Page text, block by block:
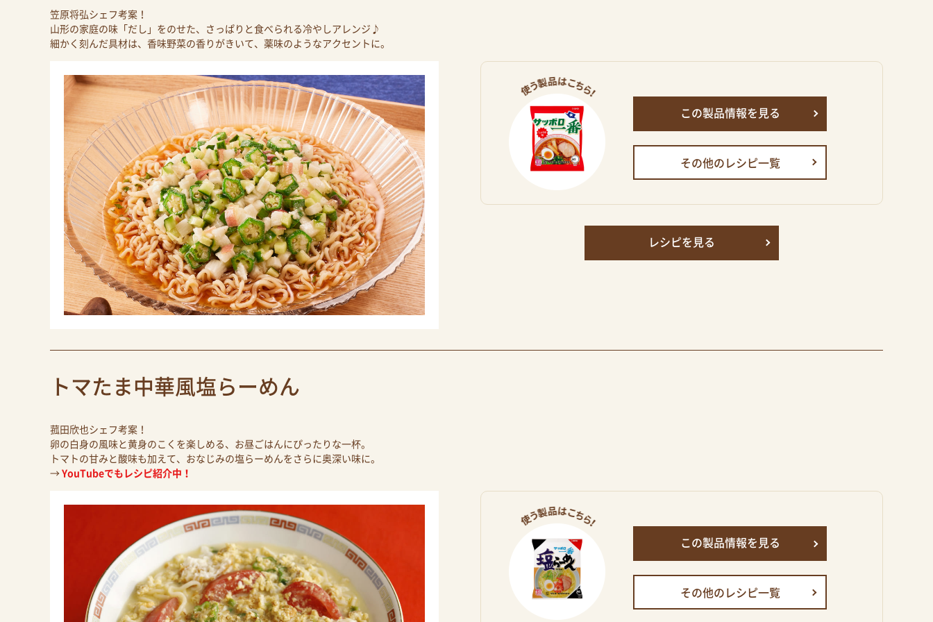
笠原将弘シェフ考案！
山形の家庭の味「だし」をのせた、さっぱりと食べられる冷やしアレンジ♪
細かく刻んだ具材は、香味野菜の香りがきいて、薬味のようなアクセントに。
この製品情報を見る
その他のレシピ一覧
レシピを見る
トマたま中華風塩らーめん
菰田欣也シェフ考案！
卵の白身の風味と黄身のこくを楽しめる、お昼ごはんにぴったりな一杯。
トマトの甘みと酸味も加えて、おなじみの塩らーめんをさらに奥深い味に。
→ YouTubeでもレシピ紹介中！
この製品情報を見る
その他のレシピ一覧